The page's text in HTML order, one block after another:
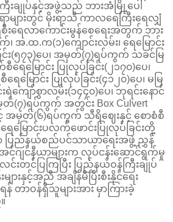
းချုပ်နှင့်အဖွဲ့သည် ဘားအံမြို့ပေါ်
ာများတွင် မိုးရာသီ ကာလရေကြီးရေလျှံ
စီးရေလာကောင်းမွန်စေရေးအတွက် ဘား
အ.ထ.က(၁)ကျောင်းလမ်း၊ ရေမြောင်း
း(၅၇၃)ပေ၊ အမှတ်(၇)ရပ်ကွက် သခင်မြ
ေမြောင်း ပြုလုပ်ခြင်း(၂၁၇၀)ပေ၊
မြောင်း ပြုလုပ်ခြင်း(၄၁၂၀)ပေ၊ မမြ
ရဲကျော်စွာလမ်း(၁၄၄၀)ပေ၊ ဘုရင်းနောင်
တ်(၇)ရပ်ကွက် အတွင်း Box Culvert
င့် အမှတ်(၆)ရပ်ကွက် သီရိဈေးနှင့် စောစံစီ
ေမြောင်းပလက်ဖောင်းပြုလုပ်ခြင်းတို့
ပြည်နယ်စည်ပင်သာယာရေးအဖွဲ့ ညွှန်
အင်ဂျင်နီယာများက လုပ်ငန်းဆောင်ရွက်မှု
င်းတင်ပြကြပြီး ပြည်နယ်ဝန်ကြီးချုပ်
းနှင့်အညီ အချိန်မီပြီးစီးနိုင်ရေး
တာဝန်ရှိသူများအား မှာကြားခဲ့